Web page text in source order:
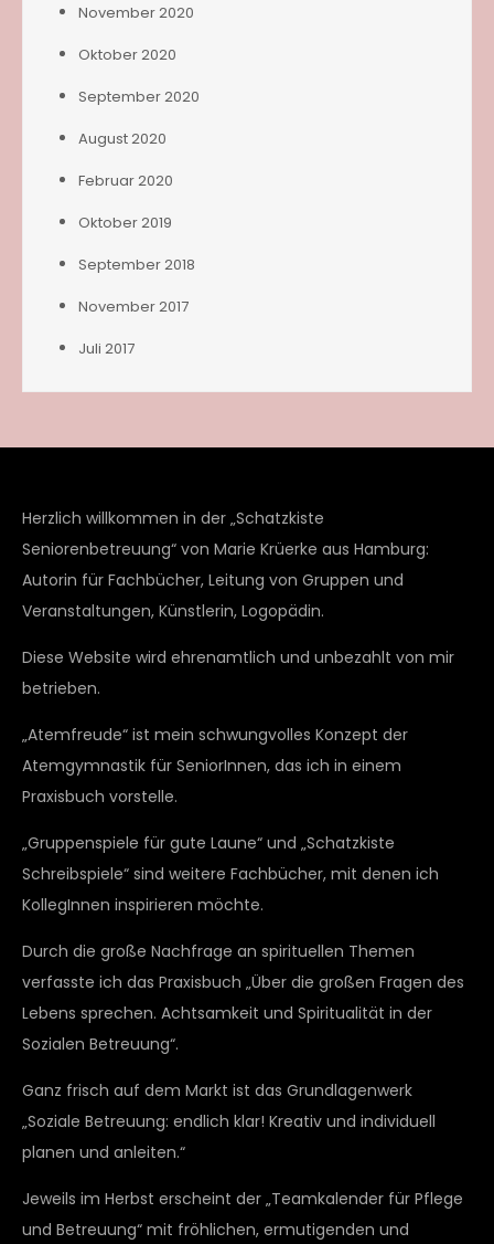
November 2020
Oktober 2020
September 2020
August 2020
Februar 2020
Oktober 2019
September 2018
November 2017
Juli 2017
Herzlich willkommen in der „Schatzkiste
Seniorenbetreuung“ von Marie Krüerke aus Hamburg:
Autorin für Fachbücher, Leitung von Gruppen und
Veranstaltungen, Künstlerin, Logopädin.
Diese Website wird ehrenamtlich und unbezahlt von mir
betrieben.
„Atemfreude“ ist mein schwungvolles Konzept der
Atemgymnastik für SeniorInnen, das ich in einem
Praxisbuch vorstelle.
„Gruppenspiele für gute Laune“ und „Schatzkiste
Schreibspiele“ sind weitere Fachbücher, mit denen ich
KollegInnen inspirieren möchte.
Durch die große Nachfrage an spirituellen Themen
verfasste ich das Praxisbuch „Über die großen Fragen des
Lebens sprechen. Achtsamkeit und Spiritualität in der
Sozialen Betreuung“.
Ganz frisch auf dem Markt ist das Grundlagenwerk
„Soziale Betreuung: endlich klar! Kreativ und individuell
planen und anleiten.“
Jeweils im Herbst erscheint der „Teamkalender für Pflege
und Betreuung“ mit fröhlichen, ermutigenden und